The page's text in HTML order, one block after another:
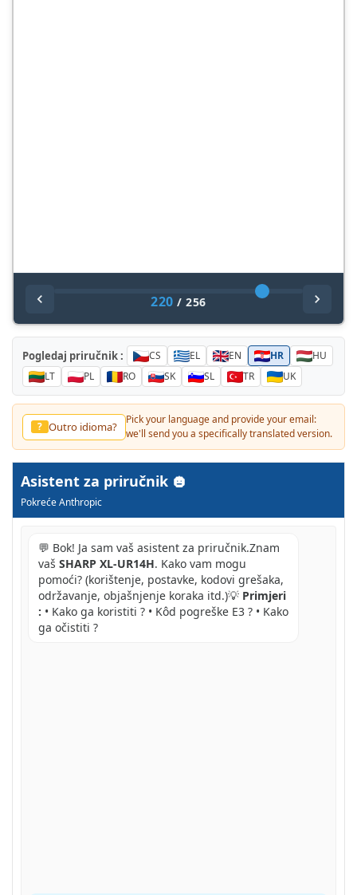
220 /256
Pogledaj priručnik : CS EL EN HR
HU
LT
PL RO SK SL TR UK
? Outro idioma?
Pick your language and provide your email:
we'll send you a specifically translated version.
Asistent za priručnik
Pokreće Anthropic
💬 Bok! Ja sam vaš asistent za priručnik.Znam
vaš SHARP XL-UR14H. Kako vam mogu
pomoći? (korištenje, postavke, kodovi grešaka,
održavanje, objašnjenje koraka itd.)💡 Primjeri
: • Kako ga koristiti ? • Kôd pogreške E3 ? • Kako
ga očistiti ?